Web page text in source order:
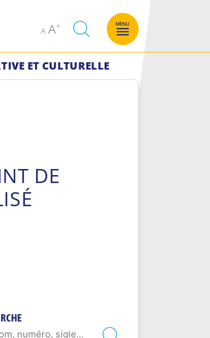
A
Decrease
font
AIncrease
size.
MENU
ET CULTURELLE
DE